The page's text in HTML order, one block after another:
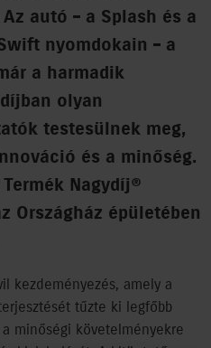
autó – a Splash és a
nyomdokain – a
a harmadik
olyan
testesülnek meg,
és a minőség.
Nagydíj®
Országház épületében
kezdeményezés, amely a
tűzte ki legfőbb
minőségi követelményekre